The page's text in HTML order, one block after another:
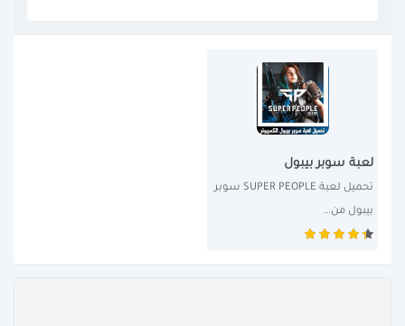
لعبة سوبر بيبول
تحميل لعبة SUPER PEOPLE سوبر
بيبول من...